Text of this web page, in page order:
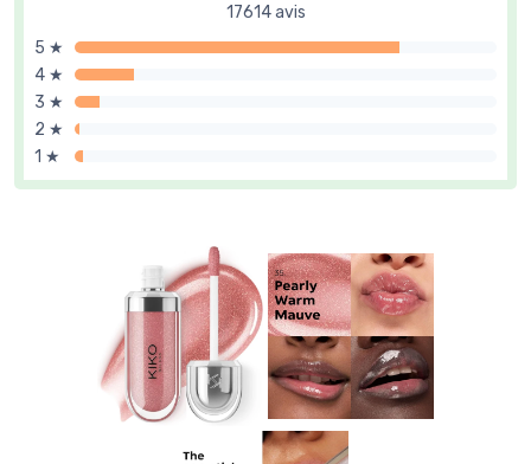
17614 avis
5 ★
4 ★
3 ★
2 ★
1 ★